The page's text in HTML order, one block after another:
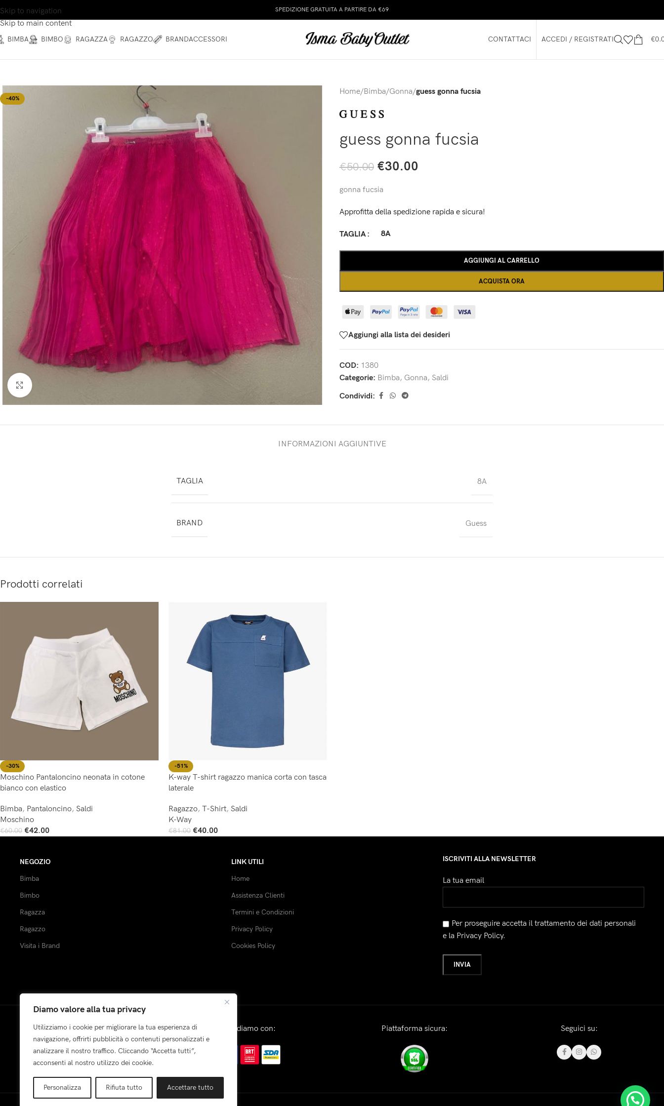
Diamo valore alla tua privacy
Utilizziamo i cookie per migliorare la tua esperienza di
navigazione, offrirti pubblicità o contenuti personalizzati e
analizzare il nostro traffico. Cliccando “Accetta tutti”,
acconsenti al nostro utilizzo dei cookie.
Personalizza Rifiuta tutto Accettare tutto
Skip to navigation
Skip to main content
SPEDIZIONE GRATUITA A PARTIRE DA €69
BIMBA BIMBO RAGAZZA RAGAZZO BRANDACCESSORI CONTATTACI ACCEDI / REGISTRATI €
-40%
Home/Bimba/Gonna/guess gonna fucsia
guess gonna fucsia
€50.00 €30.00
gonna fucsia
Approfitta della spedizione rapida e sicura!
TAGLIA 8A
AGGIUNGI AL CARRELLO
ACQUISTA ORA
Aggiungi alla lista dei desideri
COD: 1380
Categorie: Bimba, Gonna, Saldi
Condividi:
INFORMAZIONI AGGIUNTIVE
TAGLIA 8A
BRAND Guess
Prodotti correlati
-30%
Moschino Pantaloncino neonata in cotone
bianco con elastico
Bimba, Pantaloncino, Saldi
Moschino
€60.00 €42.00
-51%
K-way T-shirt ragazzo manica corta con tasca
laterale
Ragazzo, T-Shirt, Saldi
K-Way
€81.00 €40.00
NEGOZIO
Bimba
Bimbo
Ragazza
Ragazzo
Visita i Brand
LINK UTILI
Home
Assistenza Clienti
Termini e Condizioni
Privacy Policy
Cookies Policy
ISCRIVITI ALLA NEWSLETTER
La tua email
Per proseguire accetta il trattamento dei dati personali
e la Privacy Policy.
Pagamenti: Spediamo con: Piattaforma sicura: Seguici su: